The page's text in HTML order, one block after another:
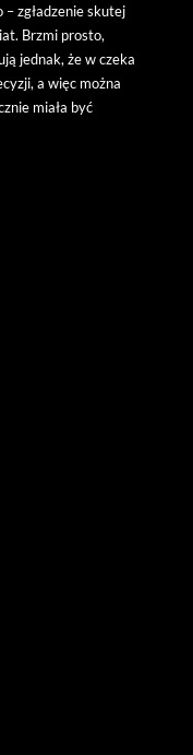
– zgładzenie skutej
Brzmi prosto,
jednak, że w czeka
a więc można
miała być